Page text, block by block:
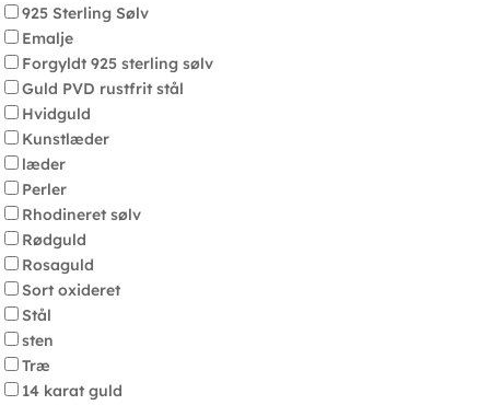
925 Sterling Sølv
Emalje
Forgyldt 925 sterling sølv
Guld PVD rustfrit stål
Hvidguld
Kunstlæder
læder
Perler
Rhodineret sølv
Rødguld
Rosaguld
Sort oxideret
Stål
sten
Træ
14 karat guld